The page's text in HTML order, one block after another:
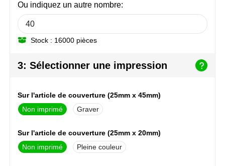
Philips
Retulp
Sophie Muval
Stanley
Stilolinea
Ou indiquez un autre nombre:
Stock : 16000 pièces
3: Sélectionner une impression
Sur l'article de couverture (25mm x 45mm)
Non imprimé
Graver
Sur l'article de couverture (25mm x 20mm)
Non imprimé
Pleine couleur